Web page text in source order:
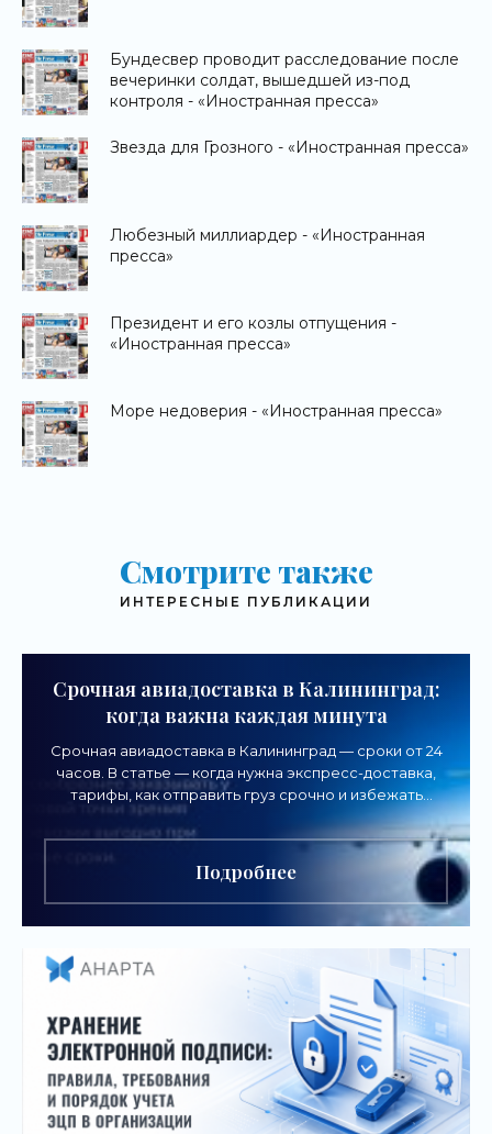
Бундесвер проводит расследование после
вечеринки солдат, вышедшей из-под
контроля - «Иностранная пресса»
Звезда для Грозного - «Иностранная пресса»
Любезный миллиардер - «Иностранная
пресса»
Президент и его козлы отпущения -
«Иностранная пресса»
Море недоверия - «Иностранная пресса»
Смотрите также
ИНТЕРЕСНЫЕ ПУБЛИКАЦИИ
Срочная авиадоставка в Калининград:
когда важна каждая минута
Срочная авиадоставка в Калининград — сроки от 24
часов. В статье — когда нужна экспресс-доставка,
тарифы, как отправить груз срочно и избежать
Подробнее